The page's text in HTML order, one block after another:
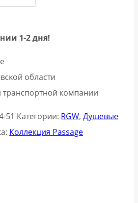
1-2 дня!
области
компании
51 Категории: RGW, Душевые
Коллекция Passage